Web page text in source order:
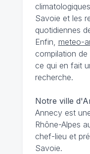
Savoie et les
quotidiennes
Enfin, meteo-
compilation de
ce qui en fait
recherche.
Notre ville
Annecy est
Rhône-Alpes
chef-lieu et
Savoie.